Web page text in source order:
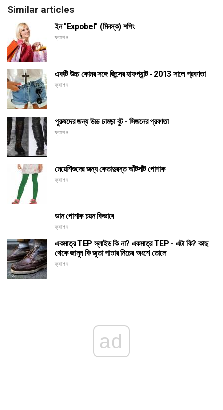
Similar articles
ইন "Expobel" (মিনস্ক) শপিং
ফ্যাশন
একটি উচ্চ কোমর সঙ্গে জিন্সের হাফপ্যান্ট - 2013 সালে প্রবণতা
ফ্যাশন
পুরুষদের জন্য উচ্চ চামড়া বুট - সিজনের প্রবণতা
ফ্যাশন
মেয়েশিশুদের জন্য কেতাদুরস্ত আঁটসাঁট পোশাক
ফ্যাশন
ডান পোশাক চয়ন কিভাবে
ফ্যাশন
একমাত্র TEP স্লাইড কি না? একমাত্র TEP - এটা কি? কাছ
থেকে জানুন কি জুতা পাতার নিচের অংশে তোলে
ফ্যাশন
ad